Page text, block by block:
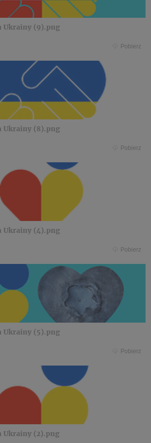
Ukrainy (9).png
Pobierz
Ukrainy (8).png
Pobierz
Ukrainy (4).png
Pobierz
Ukrainy (5).png
Pobierz
Ukrainy (2).png